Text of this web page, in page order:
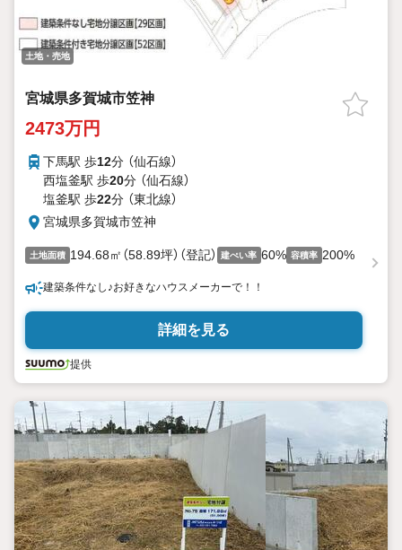
土地・売地
宮城県多賀城市笠神
2473万円
下馬駅 歩12分 （仙石線）
西塩釜駅 歩20分 （仙石線）
塩釜駅 歩22分 （東北線）
宮城県多賀城市笠神
土地面積 194.68㎡（58.89坪）（登記） 建ぺい率 60% 容積率 200%
建築条件なし♪お好きなハウスメーカーで！！
詳細を見る
提供